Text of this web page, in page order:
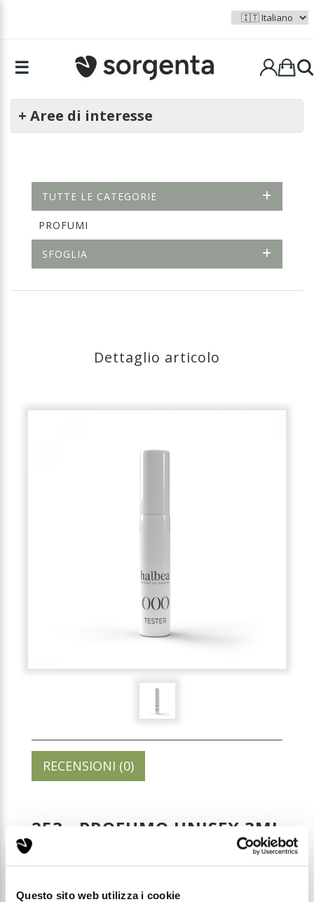
Questo sito web utilizza i cookie
☰
+ Aree di interesse
TUTTE LE CATEGORIE
PROFUMI
SFOGLIA
Dettaglio articolo
RECENSIONI (0)
253 - PROFUMO UNISEX 3ML
Codice: T253